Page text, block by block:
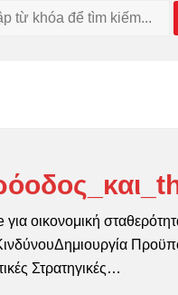
οικονομική
Στρατηγικές…